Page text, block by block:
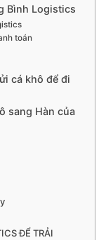
Bình Logistics
toán
cá khô để đi
sang Hàn của
ĐỂ TRẢI